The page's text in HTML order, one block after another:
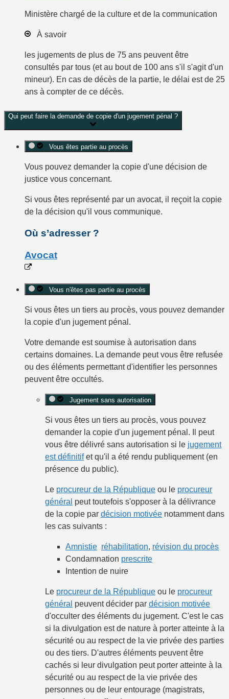
Ministère chargé de la culture et de la communication
À savoir
les jugements de plus de 75 ans peuvent être
consultés par tous (et au bout de 100 ans s'il s'agit d'un
mineur). En cas de décès de la partie, le délai est de 25
ans à compter de ce décès.
Qui peut faire la demande de copie d'un jugement pénal ?
Vous êtes partie au procès
Vous pouvez demander la copie d'une décision de
justice vous concernant.
Si vous êtes représenté par un avocat, il reçoit la copie
de la décision qu'il vous communique.
Où s’adresser ?
Avocat
Vous n'êtes pas partie au procès
Si vous êtes un tiers au procès, vous pouvez demander
la copie d'un jugement pénal.
Votre demande est soumise à autorisation dans
certains domaines. La demande peut vous être refusée
ou des éléments permettant d'identifier les personnes
peuvent être occultés.
Jugement sans autorisation
Si vous êtes un tiers au procès, vous pouvez
demander la copie d'un jugement pénal. Il peut
vous être délivré sans autorisation si le jugement
est définitifet qu'il a été rendu publiquement(en
présence du public).
Le procureur de la République ou le procureur
général peut toutefois s'opposer à la délivrance
de la copie par décision motivée notamment dans
les cas suivants :
Amnistie réhabilitation, révision du procès
Condamnation prescrite
Intention de nuire
Le procureur de la République ou le procureur
général peuvent décider par décision motivée
d'occulter des éléments du jugement. C'est le cas
si la divulgation est de nature à porter atteinte à la
sécurité ou au respect de la vie privée des parties
ou des tiers. D'autres éléments peuvent être
cachés si leur divulgation peut porter atteinte à la
sécurité ou au respect de la vie privée des
personnes ou de leur entourage (magistrats,